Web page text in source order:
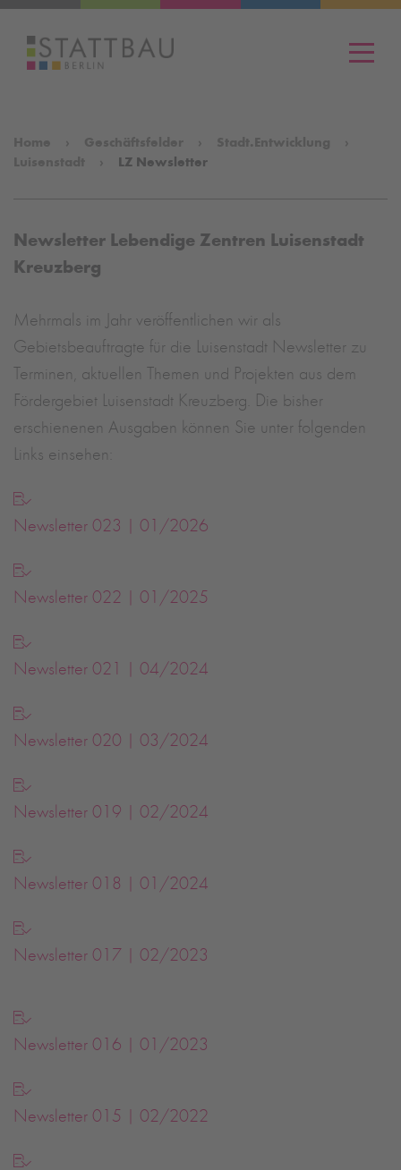
Home Geschäftsfelder
Stadt.Entwicklung
Luisenstadt
LZ Newsletter
Newsletter Lebendige Zentren Luisenstadt
Kreuzberg
Mehrmals im Jahr veröffentlichen wir als
Gebietsbeauftragte für die Luisenstadt Newsletter zu
Terminen, aktuellen Themen und Projekten aus dem
Fördergebiet Luisenstadt Kreuzberg. Die bisher
erschienenen Ausgaben können Sie unter folgenden
Links einsehen:
Newsletter 023 | 01/2026
Newsletter 022 | 01/2025
Newsletter 021 | 04/2024
Newsletter 020 | 03/2024
Newsletter 019 | 02/2024
Newsletter 018 | 01/2024
Newsletter 017 | 02/2023
Newsletter 016 | 01/2023
Newsletter 015 | 02/2022